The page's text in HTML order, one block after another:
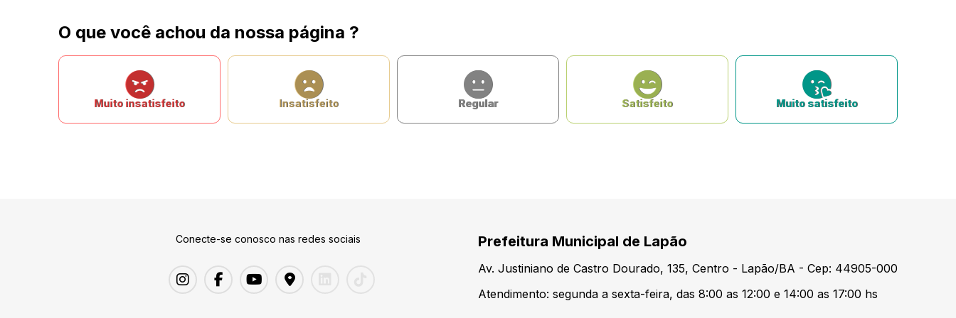
O que você achou da nossa página ?
Muito insatisfeito Insatisfeito Regular Satisfeito Muito satisfeito
Conecte-se conosco nas redes sociais Prefeitura Municipal de Lapão
Av. Justiniano de Castro Dourado, 135, Centro - Lapão/BA - Cep: 44905-000
Atendimento: segunda a sexta-feira, das 8:00 as 12:00 e 14:00 as 17:00 hs